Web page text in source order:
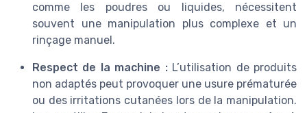
comme les poudres ou liquides, nécessitent
souvent une manipulation plus complexe et un
rinçage manuel.
Respect de la machine :L’utilisation de produits
non adaptés peut provoquer une usure prématurée
ou des irritations cutanées lors de la manipulation.